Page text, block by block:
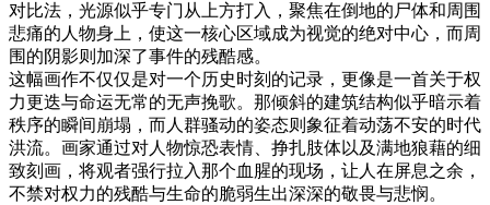
对比法，光源似乎专门从上方打入，聚焦在倒地的尸体和周围
悲痛的人物身上，使这一核心区域成为视觉的绝对中心，而周
围的阴影则加深了事件的残酷感。
这幅画作不仅仅是对一个历史时刻的记录，更像是一首关于权
力更迭与命运无常的无声挽歌。那倾斜的建筑结构似乎暗示着
秩序的瞬间崩塌，而人群骚动的姿态则象征着动荡不安的时代
洪流。画家通过对人物惊恐表情、挣扎肢体以及满地狼藉的细
致刻画，将观者强行拉入那个血腥的现场，让人在屏息之余，
不禁对权力的残酷与生命的脆弱生出深深的敬畏与悲悯。